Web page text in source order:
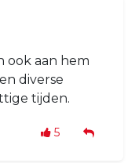
ook aan hem
diverse
tijden.
5